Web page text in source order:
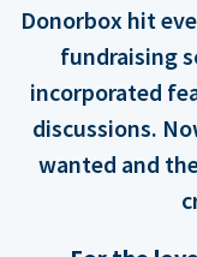
Donorbox hit
fundraising
incorporated
discussions.
wanted and